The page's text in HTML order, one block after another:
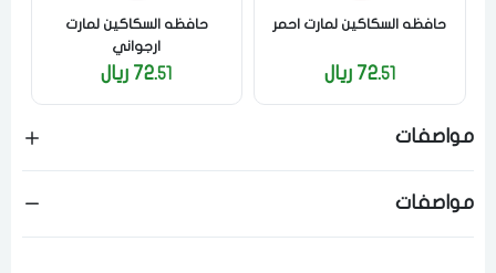
حافظه السكاكين لمارت احمر
72.51 ريال
حافظه السكاكين لمارت
ارجواني
72.51 ريال
مواصفات
مواصفات